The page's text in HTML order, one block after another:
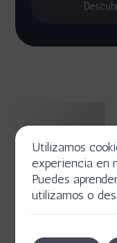
Utilizamos
experiencia en
Puedes
utilizamos o